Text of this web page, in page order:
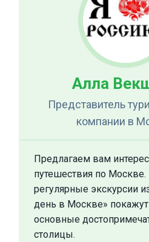
Алла
Представитель
компании в
Предлагаем вам
путешествия по
регулярные экскурсии
день в Москве»
основные
столицы.